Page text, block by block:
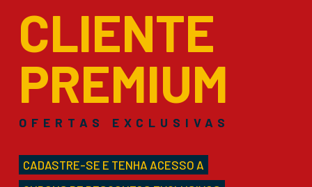
CLIENTE
PREMIUM
OFERTAS EXCLUSIVAS
CADASTRE-SE E TENHA ACESSO A